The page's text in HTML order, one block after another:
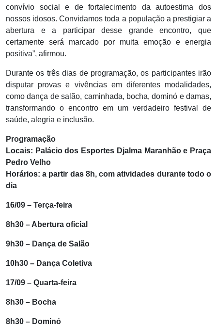
convívio social e de fortalecimento da autoestima dos
nossos idosos. Convidamos toda a população a prestigiar a
abertura e a participar desse grande encontro, que
certamente será marcado por muita emoção e energia
positiva”, afirmou.
Durante os três dias de programação, os participantes irão
disputar provas e vivências em diferentes modalidades,
como dança de salão, caminhada, bocha, dominó e damas,
transformando o encontro em um verdadeiro festival de
saúde, alegria e inclusão.
Programação
Locais: Palácio dos Esportes Djalma Maranhão e Praça
Pedro Velho
Horários: a partir das 8h, com atividades durante todo o
dia
16/09 – Terça-feira
8h30 – Abertura oficial
9h30 – Dança de Salão
10h30 – Dança Coletiva
17/09 – Quarta-feira
8h30 – Bocha
8h30 – Dominó